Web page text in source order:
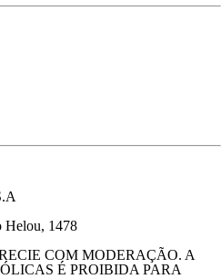
Helou, 1478
COM MODERAÇÃO. A
É PROIBIDA PARA